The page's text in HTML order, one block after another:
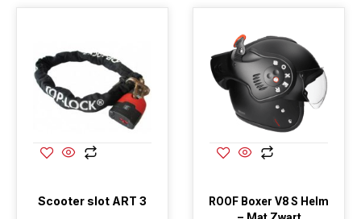
Scooter slot ART 3
ROOF Boxer V8 S Helm